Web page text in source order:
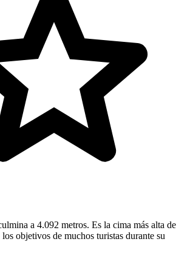
a 4.092 metros. Es la cima más alta de
objetivos de muchos turistas durante su